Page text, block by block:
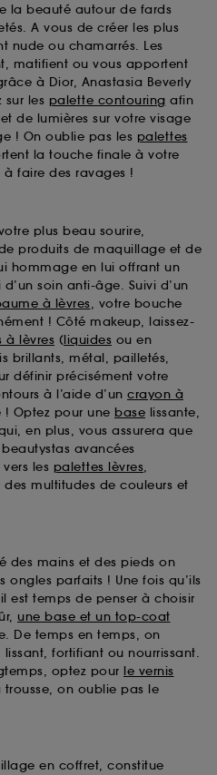
la beauté autour de fards
A vous de créer les plus
nude ou chamarrés. Les
matifient ou vous apportent
à Dior, Anastasia Beverly
sur les palette contouring afin
de lumières sur votre visage
! On oublie pas les palettes
la touche finale à votre
faire des ravages !
plus beau sourire,
produits de maquillage et de
hommage en lui offrant un
soin anti-âge. Suivi d’un
à lèvres, votre bouche
! Côté makeup, laissez-
à lèvres (liquides ou en
brillants, métal, pailletés,
définir précisément votre
à l’aide d’un crayon à
! Optez pour une base lissante,
en plus, vous assurera que
avancées
les palettes lèvres,
multitudes de couleurs et
des mains et des pieds on
parfaits ! Une fois qu’ils
est temps de penser à choisir
une base et un top-coat
De temps en temps, on
lissant, fortifiant ou nourrissant.
optez pour le vernis
trousse, on oublie pas le
en coffret, constitue